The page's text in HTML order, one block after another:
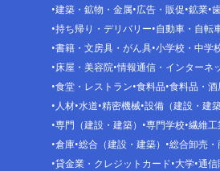
建築・鉱物・金属 広告・販促 鉱業
持ち帰り・デリバリー 自動車・自転
書籍・文房具・がん具 小学校・中学
床屋・美容院 情報通信・インターネ
食堂・レストラン 食料品 食料品・酒
人材 水道 精密機械 設備（建設・建築
専門（建設・建築）
専門学校 繊維工
倉庫 総合（建設・建築）
総合卸売
貸金業・クレジットカード 大学 通信